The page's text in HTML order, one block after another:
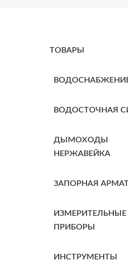
ТОВАРЫ
ВОДОСТОЧНАЯ
ДЫМОХОДЫ
НЕРЖАВЕЙКА
ЗАПОРНАЯ
ИЗМЕРИТЕЛЬНЫЕ
ПРИБОРЫ
ИНСТРУМЕНТЫ